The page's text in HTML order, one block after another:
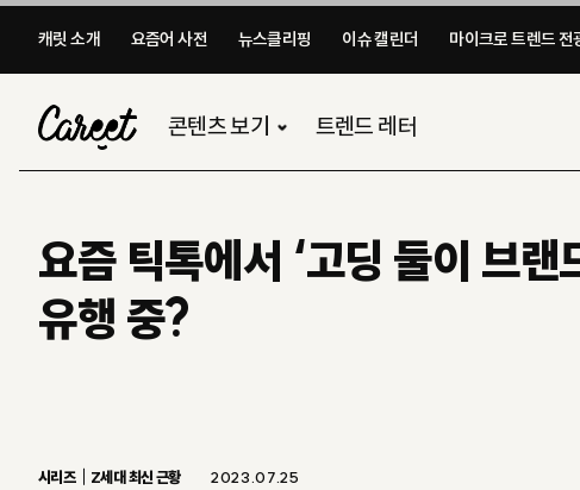
캐릿 소개 요즘어 사전 뉴스클리핑 이슈 캘린더 마이크로 트렌드 전
콘텐츠 보기 트렌드 레터
요즘 틱톡에서 ‘고딩 둘이 브랜
유행 중?
시리즈 Z세대 최신 근황 2023.07.25